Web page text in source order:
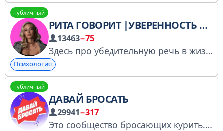
публичный
РИТА ГОВОРИТ |УВЕРЕННОСТЬ И ЛИДЕРСТВО ЧЕРЕЗ РЕЧЬ
13463−75
Здесь про убедительную речь в жизни, в бизнесе, в кадре. Государственная лицензия
Психология
публичный
ДАВАЙ БРОСАТЬ
29941−317
Это сообщество бросающих курить. Здесь ты найдёшь мотивацию и поддержку.